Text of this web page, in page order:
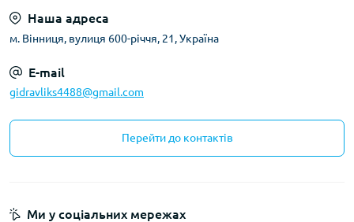
Наша адреса
м. Вінниця, вулиця 600-річчя, 21, Україна
E-mail
gidravliks4488@gmail.com
Перейти до контактів
Ми у соціальних мережах